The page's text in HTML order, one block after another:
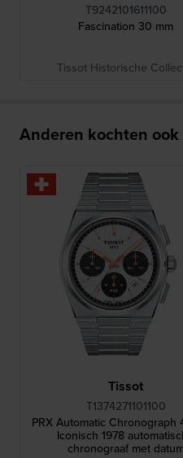
T9242101611100
Fascination 30 mm
Tissot Historische
Anderen kochten ook
Tissot
T1374271101100
PRX Automatic Chronograph
Iconisch 1978
chronograaf met